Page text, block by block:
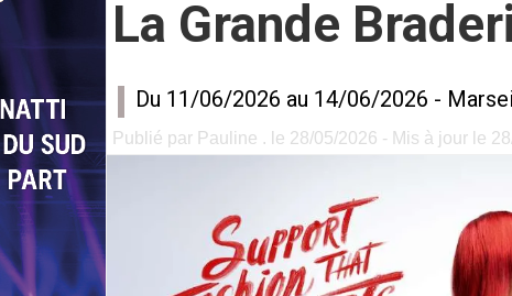
La Grande
Du 11/06/2026 au 14/06/2026 -
Publié par Pauline . le 28/05/2026 - Mis à jour le